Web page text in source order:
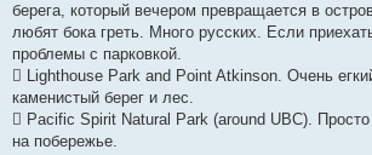
берега, который вечером превращается в
любят бока греть. Много русских. Если
проблемы с парковкой.
 Lighthouse Park and Point Atkinson. Очень
каменистый берег и лес.
 Pacific Spirit Natural Park (around UBC).
на побережье.